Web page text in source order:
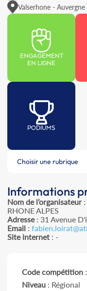
Valserhone -
ENGAGEMENT
EN LIGNE
PODIUMS
Choisir une rubrique
Informations
Nom de l’organisateur:
RHONE ALPES
Adresse: 31 Avenue
Email :
Site internet : -
Code compétition
Niveau : Régional